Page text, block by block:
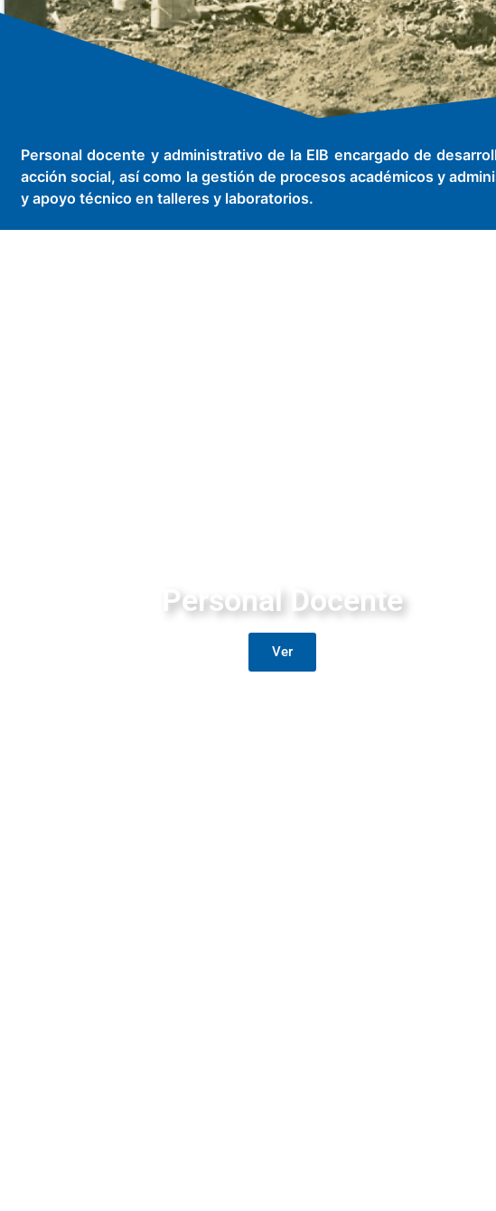
Personal docente y administrativo de la EIB encargado de
acción social, así como la gestión de procesos académicos y
y apoyo técnico en talleres y laboratorios.
Personal Docente
Ver